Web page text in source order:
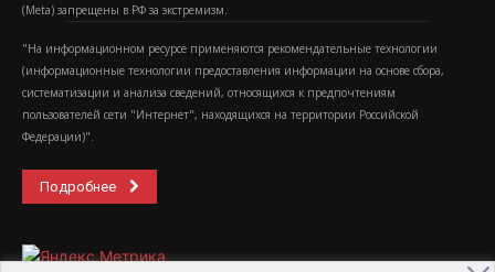
(Metа) запрещены в РФ за экстремизм.
"На информационном ресурсе применяются рекомендательные технологии
(информационные технологии предоставления информации на основе сбора,
систематизации и анализа сведений, относящихся к предпочтениям
пользователей сети "Интернет", находящихся на территории Российской
Федерации)".
Подробнее